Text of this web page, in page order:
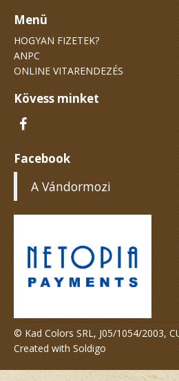
Menü
HOGYAN FIZETEK?
ANPC
ONLINE VITARENDEZÉS
Kövess minket
Facebook
A Vándormozi
© Kad Colors SRL, J05/1054/2003,
Created with Soldigo